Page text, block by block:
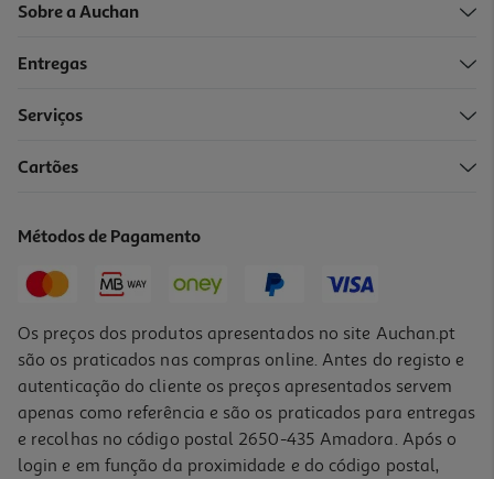
Sobre a Auchan
Entregas
Serviços
Cartões
Métodos de Pagamento
Os preços dos produtos apresentados no site Auchan.pt
são os praticados nas compras online. Antes do registo e
autenticação do cliente os preços apresentados servem
apenas como referência e são os praticados para entregas
e recolhas no código postal 2650-435 Amadora. Após o
login e em função da proximidade e do código postal,